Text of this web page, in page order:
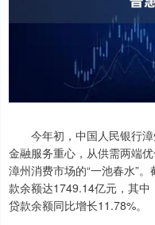
今年初，中国人民银行漳
金融服务重心，从供需两端
漳州消费市场的“一池春水”
款余额达1749.14亿元，其
贷款余额同比增长11.78%。